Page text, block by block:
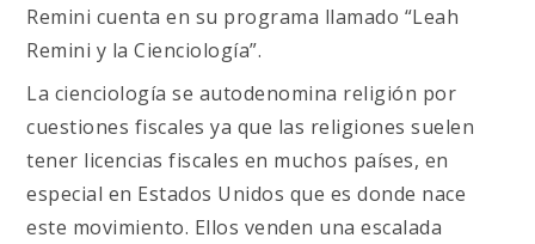
Remini cuenta en su programa llamado “Leah
Remini y la Cienciología”.
La cienciología se autodenomina religión por
cuestiones fiscales ya que las religiones suelen
tener licencias fiscales en muchos países, en
especial en Estados Unidos que es donde nace
este movimiento. Ellos venden una escalada